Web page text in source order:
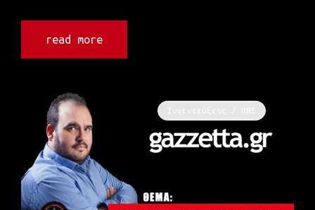
read more
Συνεντεύξεις / ΜΜΕ